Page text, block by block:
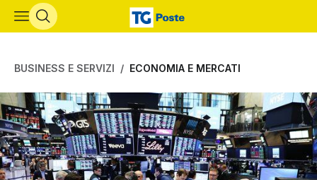
Vai al contenuto principale
BUSINESS E SERVIZI ECONOMIA E MERCATI